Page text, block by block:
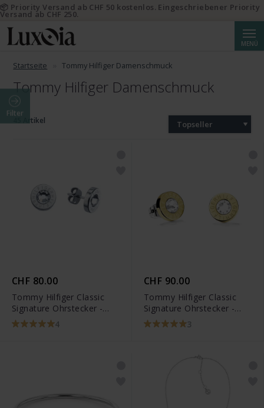
MENÜ
Startseite Tommy Hilfiger Damenschmuck
Tommy Hilfiger Damenschmuck
Filter
45 Artikel Topseller
CHF 80.00
Tommy Hilfiger Classic
Signature Ohrstecker -
2700259
4
CHF 90.00
Tommy Hilfiger Classic
Signature Ohrstecker -
2700753
3
📦 Priority Versand ab CHF 50 kostenlos. Eingeschriebener Priority
Versand ab CHF 250.